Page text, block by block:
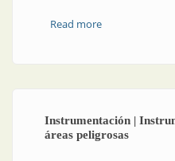
Read moreabout La visión
Instrumentación |
áreas peligrosas